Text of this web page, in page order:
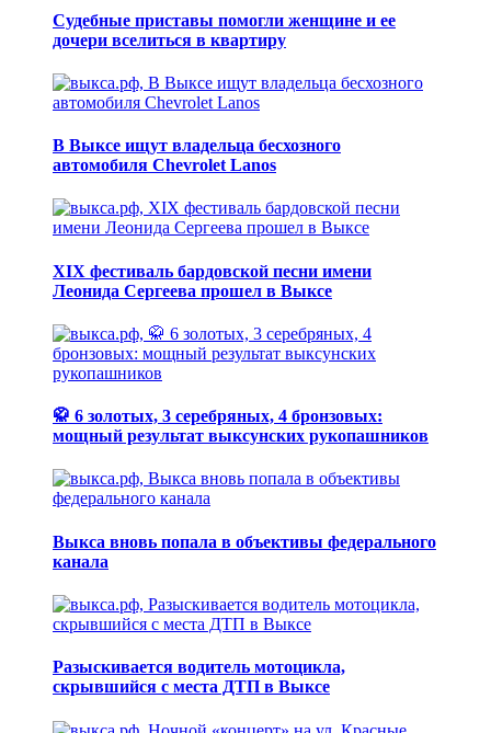
Судебные приставы помогли женщине и ее
дочери вселиться в квартиру
В Выксе ищут владельца бесхозного
автомобиля Chevrolet Lanos
XIX фестиваль бардовской песни имени
Леонида Сергеева прошел в Выксе
🥋 6 золотых, 3 серебряных, 4 бронзовых:
мощный результат выксунских рукопашников
Выкса вновь попала в объективы федерального
канала
Разыскивается водитель мотоцикла,
скрывшийся с места ДТП в Выксе